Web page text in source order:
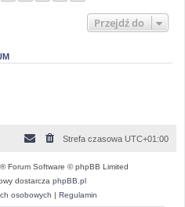
Przejdź do
Strefa czasowa UTC+01:00
® Forum Software © phpBB Limited
dostarcza phpBB.pl
osobowych | Regulamin